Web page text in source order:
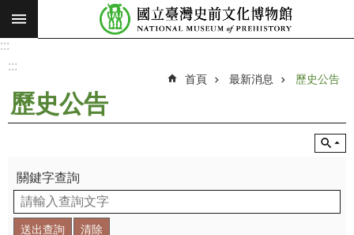
跳到主要內容區塊
搜
願
命
最
新
:::
:::
首頁 最新消息 歷史公告
歷史公告
關鍵字查詢